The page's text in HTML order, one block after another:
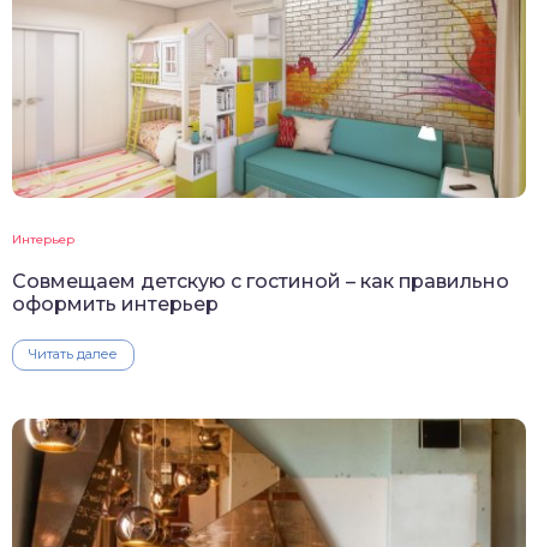
Интерьер
Совмещаем детскую с гостиной – как правильно
оформить интерьер
Читать далее